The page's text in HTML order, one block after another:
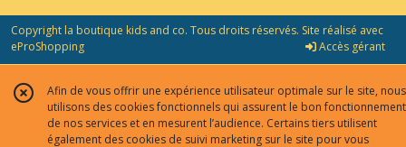
Copyright la boutique kids and co. Tous droits réservés. Site réalisé avec
eProShopping
Accès gérant
Afin de vous offrir une expérience utilisateur optimale sur le site, nous
utilisons des cookies fonctionnels qui assurent le bon fonctionnement
de nos services et en mesurent l’audience. Certains tiers utilisent
également des cookies de suivi marketing sur le site pour vous